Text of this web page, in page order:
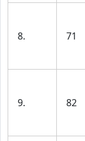
8. 71
9. 82